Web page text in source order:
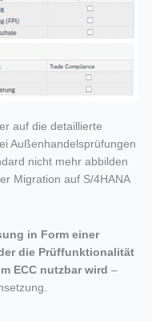
auf die detaillierte
Außenhandelsprüfungen
nicht mehr abbilden
Migration auf S/4HANA
in Form einer
die Prüffunktionalität
ECC nutzbar wird –